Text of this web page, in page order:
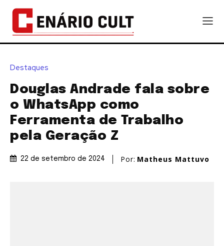
Destaques
Douglas Andrade fala sobre
o WhatsApp como
Ferramenta de Trabalho
pela Geração Z
22 de setembro de 2024 Por: Matheus Mattuvo